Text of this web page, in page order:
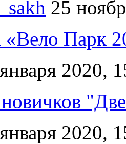
25
«Вело Парк
2020,
2020,